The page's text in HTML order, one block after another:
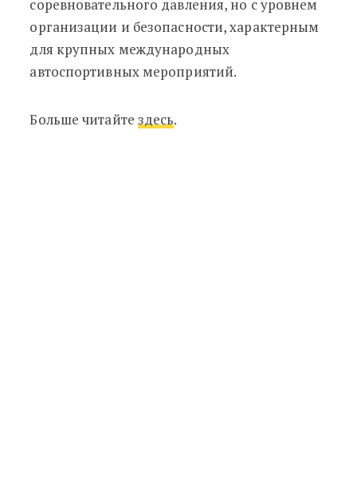
соревновательного давления, но с уровнем
организации и безопасности, характерным
для крупных международных
автоспортивных мероприятий.
Больше читайте здесь.